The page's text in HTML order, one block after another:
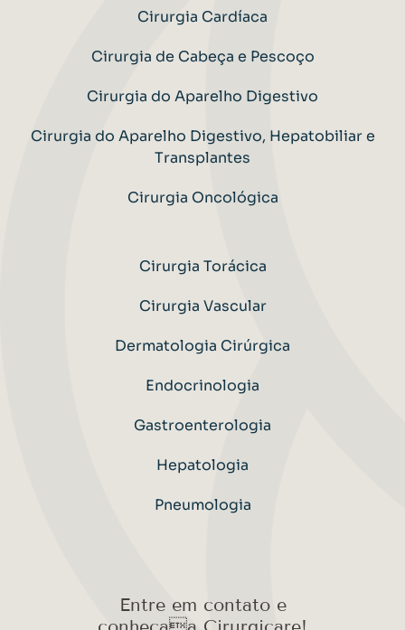
Cirurgia Cardíaca
Cirurgia de Cabeça e Pescoço
Cirurgia do Aparelho Digestivo
Cirurgia do Aparelho Digestivo, Hepatobiliar e
Transplantes
Cirurgia Oncológica
Cirurgia Torácica
Cirurgia Vascular
Dermatologia Cirúrgica
Endocrinologia
Gastroenterologia
Hepatologia
Pneumologia
Entre em contato e